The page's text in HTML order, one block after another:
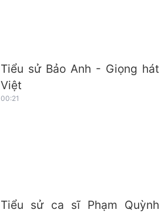
Tiểu sử Bảo Anh - Giọng hát
Việt
00:21
Tiểu sử ca sĩ Phạm Quỳnh